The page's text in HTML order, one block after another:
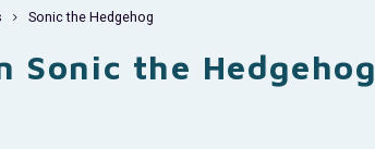
Sonic the Hedgehog
Sonic the Hedgehog